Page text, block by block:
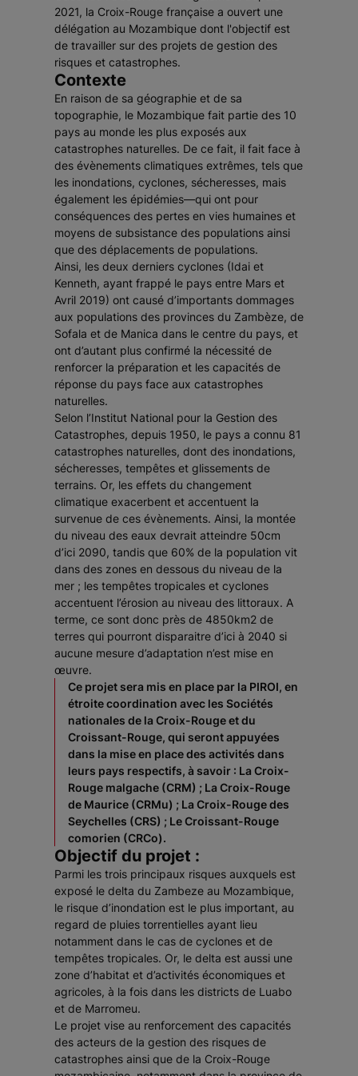
2021, la Croix-Rouge française a ouvert une
délégation au Mozambique dont l'objectif est
de travailler sur des projets de gestion des
risques et catastrophes.
Contexte
En raison de sa géographie et de sa
topographie, le Mozambique fait partie des 10
pays au monde les plus exposés aux
catastrophes naturelles. De ce fait, il fait face à
des évènements climatiques extrêmes, tels que
les inondations, cyclones, sécheresses, mais
également les épidémies—qui ont pour
conséquences des pertes en vies humaines et
moyens de subsistance des populations ainsi
que des déplacements de populations.
Ainsi, les deux derniers cyclones (Idai et
Kenneth, ayant frappé le pays entre Mars et
Avril 2019) ont causé d’importants dommages
aux populations des provinces du Zambèze, de
Sofala et de Manica dans le centre du pays, et
ont d’autant plus confirmé la nécessité de
renforcer la préparation et les capacités de
réponse du pays face aux catastrophes
naturelles.
Selon l’Institut National pour la Gestion des
Catastrophes, depuis 1950, le pays a connu 81
catastrophes naturelles, dont des inondations,
sécheresses, tempêtes et glissements de
terrains. Or, les effets du changement
climatique exacerbent et accentuent la
survenue de ces évènements. Ainsi, la montée
du niveau des eaux devrait atteindre 50cm
d’ici 2090, tandis que 60% de la population vit
dans des zones en dessous du niveau de la
mer ; les tempêtes tropicales et cyclones
accentuent l’érosion au niveau des littoraux. A
terme, ce sont donc près de 4850km2 de
terres qui pourront disparaitre d’ici à 2040 si
aucune mesure d’adaptation n’est mise en
œuvre.
Ce projet sera mis en place par la PIROI, en
étroite coordination avec les Sociétés
nationales de la Croix-Rouge et du
Croissant-Rouge, qui seront appuyées
dans la mise en place des activités dans
leurs pays respectifs, à savoir : La Croix-
Rouge malgache (CRM) ; La Croix-Rouge
de Maurice (CRMu) ; La Croix-Rouge des
Seychelles (CRS) ; Le Croissant-Rouge
comorien (CRCo).
Objectif du projet :
Parmi les trois principaux risques auxquels est
exposé le delta du Zambeze au Mozambique,
le risque d’inondation est le plus important, au
regard de pluies torrentielles ayant lieu
notamment dans le cas de cyclones et de
tempêtes tropicales. Or, le delta est aussi une
zone d’habitat et d’activités économiques et
agricoles, à la fois dans les districts de Luabo
et de Marromeu.
Le projet vise au renforcement des capacités
des acteurs de la gestion des risques de
catastrophes ainsi que de la Croix-Rouge